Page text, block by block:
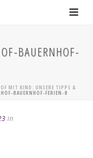
BAUERNHOF-
MIT KIND: UNSERE TIPPS &
BAUERNHOF-FERIEN-8
in